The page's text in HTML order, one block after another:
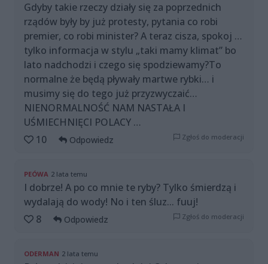
Gdyby takie rzeczy działy się za poprzednich
rządów były by już protesty, pytania co robi
premier, co robi minister? A teraz cisza, spokoj …
tylko informacja w stylu „taki mamy klimat” bo
lato nadchodzi i czego się spodziewamy?To
normalne że będą pływały martwe rybki… i
musimy się do tego już przyzwyczaić…
NIENORMALNOŚĆ NAM NASTAŁA I
UŚMIECHNIĘCI POLACY …
10
Odpowiedz Zgłoś do moderacji
PEÓWA 2 lata temu
I dobrze! A po co mnie te ryby? Tylko śmierdzą i
wydalają do wody! No i ten śluz... fuuj!
8
Odpowiedz Zgłoś do moderacji
ODERMAN 2 lata temu